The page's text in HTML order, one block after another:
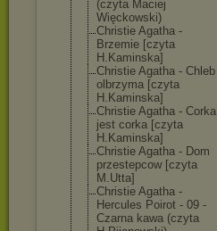
(czyta Maciej
Więckowski)
Christie Agatha -
Brzemie [czyta
H.Kaminska]
Christie Agatha - Chleb
olbrzyma [czyta
H.Kaminska]
Christie Agatha - Corka
jest corka [czyta
H.Kaminska]
Christie Agatha - Dom
przestepcow [czyta
M.Utta]
Christie Agatha -
Hercules Poirot - 09 -
Czarna kawa (czyta